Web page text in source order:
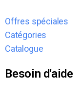
Offres spéciales
Catégories
Catalogue
Besoin d'aide